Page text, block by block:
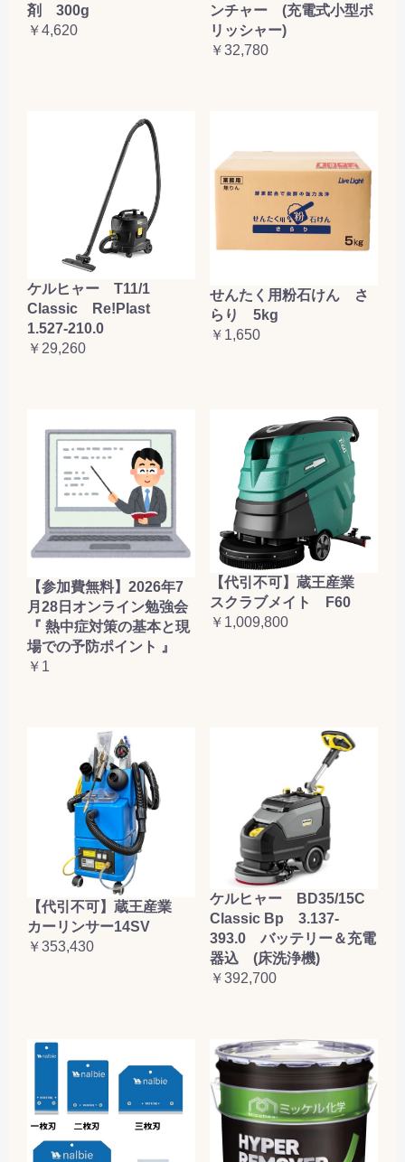
剤 300g
￥4,620
ンチャー (充電式小型ポ
リッシャー)
￥32,780
ケルヒャー T11/1
Classic Re!Plast
1.527-210.0
￥29,260
せんたく用粉石けん さ
らり 5kg
￥1,650
【参加費無料】2026年7
月28日オンライン勉強会
『 熱中症対策の基本と現
場での予防ポイント 』
￥1
【代引不可】蔵王産業
スクラブメイト F60
￥1,009,800
【代引不可】蔵王産業
カーリンサー14SV
￥353,430
ケルヒャー BD35/15C
Classic Bp 3.137-
393.0 バッテリー＆充電
器込 (床洗浄機)
￥392,700